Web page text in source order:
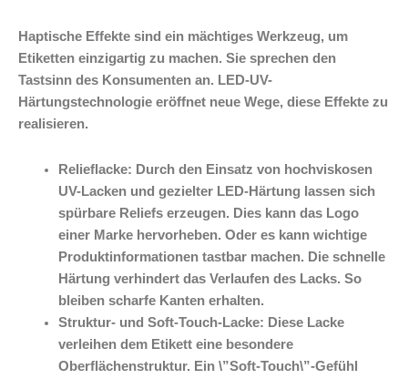
Haptische Effekte sind ein mächtiges Werkzeug, um
Etiketten einzigartig zu machen. Sie sprechen den
Tastsinn des Konsumenten an. LED-UV-
Härtungstechnologie eröffnet neue Wege, diese Effekte zu
realisieren.
Relieflacke: Durch den Einsatz von hochviskosen
UV-Lacken und gezielter LED-Härtung lassen sich
spürbare Reliefs erzeugen. Dies kann das Logo
einer Marke hervorheben. Oder es kann wichtige
Produktinformationen tastbar machen. Die schnelle
Härtung verhindert das Verlaufen des Lacks. So
bleiben scharfe Kanten erhalten.
Struktur- und Soft-Touch-Lacke: Diese Lacke
verleihen dem Etikett eine besondere
Oberflächenstruktur. Ein \”Soft-Touch\”-Gefühl